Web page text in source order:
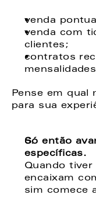
venda
venda com
clientes;
contratos
Pense em qual
para sua
Só então
específicas.
Quando
encaixam
sim comece